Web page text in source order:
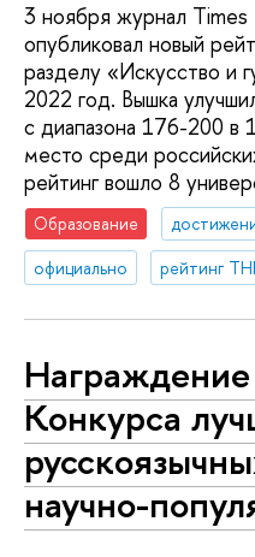
3 ноября журнал
опубликовал новый
разделу «Искусство и
2022 год. Вышка
с диапазона 176-200 в
место среди
рейтинг вошло 8
Образование
официально
рейтинг
Конкурса
научно-